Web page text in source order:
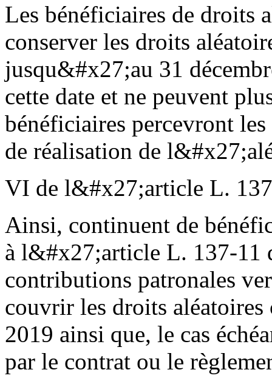
Les bénéficiaires de droits
conserver les droits
jusqu&#x27;au 31
cette date et ne peuvent
bénéficiaires percevront les
de réalisation de
VI de l&#x27;article L.
Ainsi, continuent de
à l&#x27;article L. 137-11
contributions patronales
couvrir les droits aléatoires
2019 ainsi que, le cas
par le contrat ou le